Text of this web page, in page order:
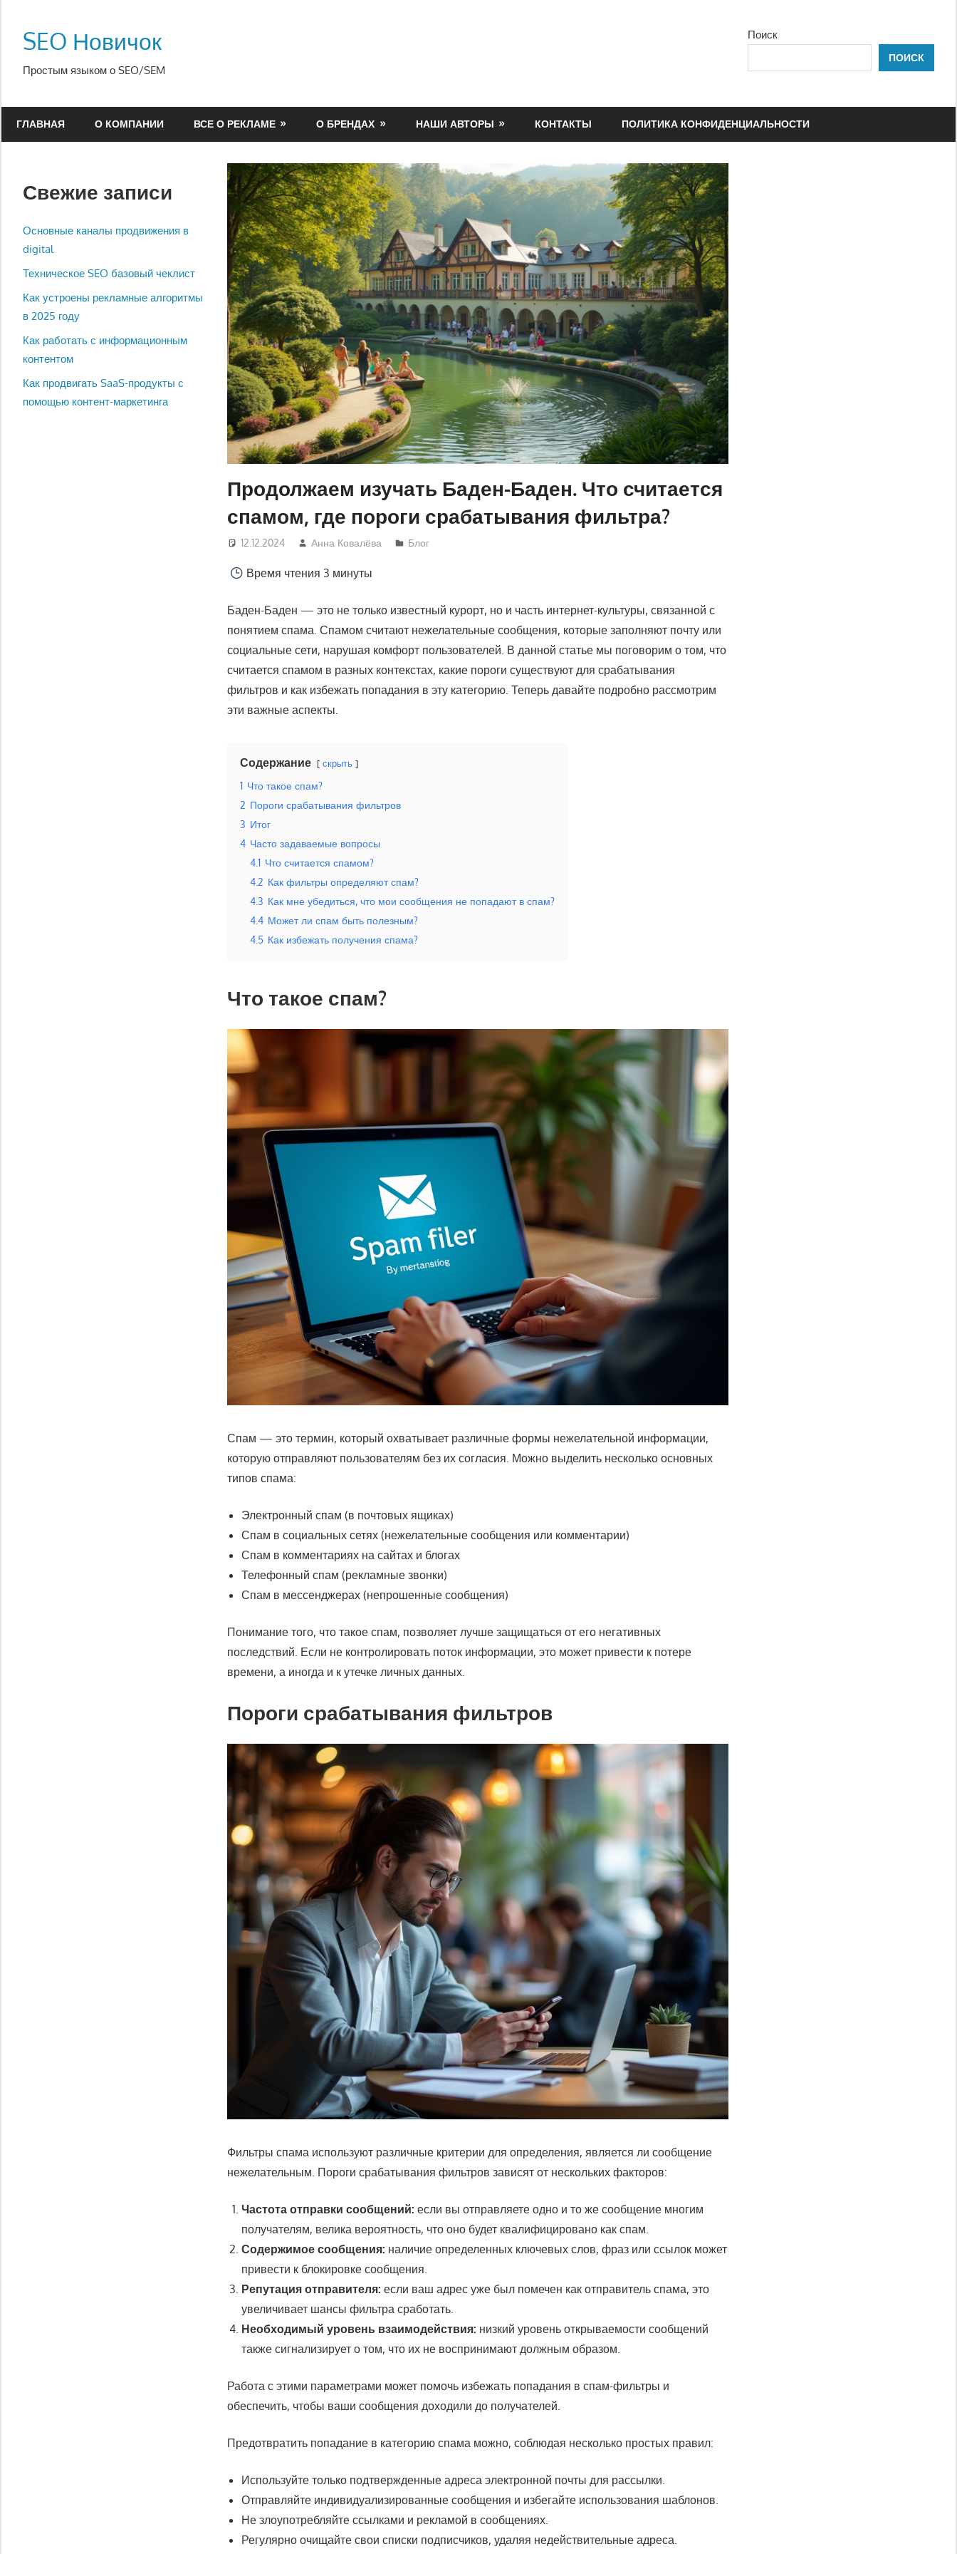
содержимому
SEO Новичок
Простым языком о SEO/SEM
Поиск
ПОИСК
ГЛАВНАЯ О КОМПАНИИ ВСЕ О РЕКЛАМЕ О БРЕНДАХ НАШИ АВТОРЫ КОНТАКТЫ ПОЛИТИКА КОНФИДЕНЦИАЛЬНОСТИ
Продолжаем изучать Баден-Баден. Что считается
спамом, где пороги срабатывания фильтра?
12.12.2024 Анна Ковалёва Блог
Время чтения 3 минуты
Баден-Баден — это не только известный курорт, но и часть интернет-культуры, связанной с
понятием спама. Спамом считают нежелательные сообщения, которые заполняют почту или
социальные сети, нарушая комфорт пользователей. В данной статье мы поговорим о том, что
считается спамом в разных контекстах, какие пороги существуют для срабатывания
фильтров и как избежать попадания в эту категорию. Теперь давайте подробно рассмотрим
эти важные аспекты.
Содержание скрыть
1 Что такое спам?
2 Пороги срабатывания фильтров
3 Итог
4 Часто задаваемые вопросы
4.1 Что считается спамом?
4.2 Как фильтры определяют спам?
4.3 Как мне убедиться, что мои сообщения не попадают в спам?
4.4 Может ли спам быть полезным?
4.5 Как избежать получения спама?
Что такое спам?
Спам — это термин, который охватывает различные формы нежелательной информации,
которую отправляют пользователям без их согласия. Можно выделить несколько основных
типов спама:
Электронный спам (в почтовых ящиках)
Спам в социальных сетях (нежелательные сообщения или комментарии)
Спам в комментариях на сайтах и блогах
Телефонный спам (рекламные звонки)
Спам в мессенджерах (непрошенные сообщения)
Понимание того, что такое спам, позволяет лучше защищаться от его негативных
последствий. Если не контролировать поток информации, это может привести к потере
времени, а иногда и к утечке личных данных.
Пороги срабатывания фильтров
Фильтры спама используют различные критерии для определения, является ли сообщение
нежелательным. Пороги срабатывания фильтров зависят от нескольких факторов:
Частота отправки сообщений: если вы отправляете одно и то же сообщение многим
получателям, велика вероятность, что оно будет квалифицировано как спам.
Содержимое сообщения: наличие определенных ключевых слов, фраз или ссылок может
привести к блокировке сообщения.
Репутация отправителя: если ваш адрес уже был помечен как отправитель спама, это
увеличивает шансы фильтра сработать.
Необходимый уровень взаимодействия: низкий уровень открываемости сообщений
также сигнализирует о том, что их не воспринимают должным образом.
Работа с этими параметрами может помочь избежать попадания в спам-фильтры и
обеспечить, чтобы ваши сообщения доходили до получателей.
Предотвратить попадание в категорию спама можно, соблюдая несколько простых правил:
Используйте только подтвержденные адреса электронной почты для рассылки.
Отправляйте индивидуализированные сообщения и избегайте использования шаблонов.
Не злоупотребляйте ссылками и рекламой в сообщениях.
Регулярно очищайте свои списки подписчиков, удаляя недействительные адреса.
Свежие записи
Основные каналы продвижения в
digital
Техническое SEO базовый чеклист
Как устроены рекламные алгоритмы
в 2025 году
Как работать с информационным
контентом
Как продвигать SaaS-продукты с
помощью контент-маркетинга